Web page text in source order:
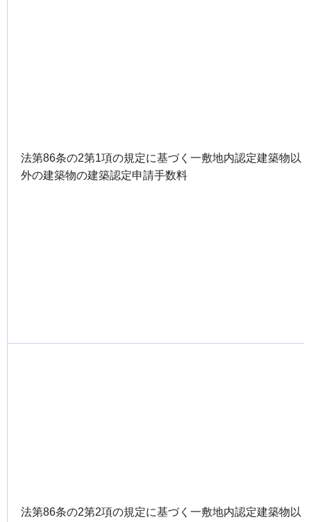
法第86条の2第1項の規定に基づく一敷地内認定建築物以
外の建築物の建築認定申請手数料
法第86条の2第2項の規定に基づく一敷地内認定建築物以